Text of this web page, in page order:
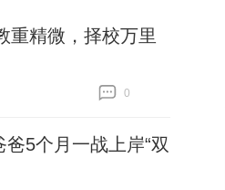
精微，择校万里
0
5个月一战上岸“双